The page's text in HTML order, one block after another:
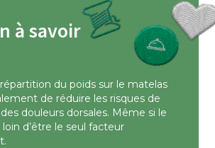
à savoir
du poids sur le matelas
de réduire les risques de
douleurs dorsales. Même si le
d’être le seul facteur